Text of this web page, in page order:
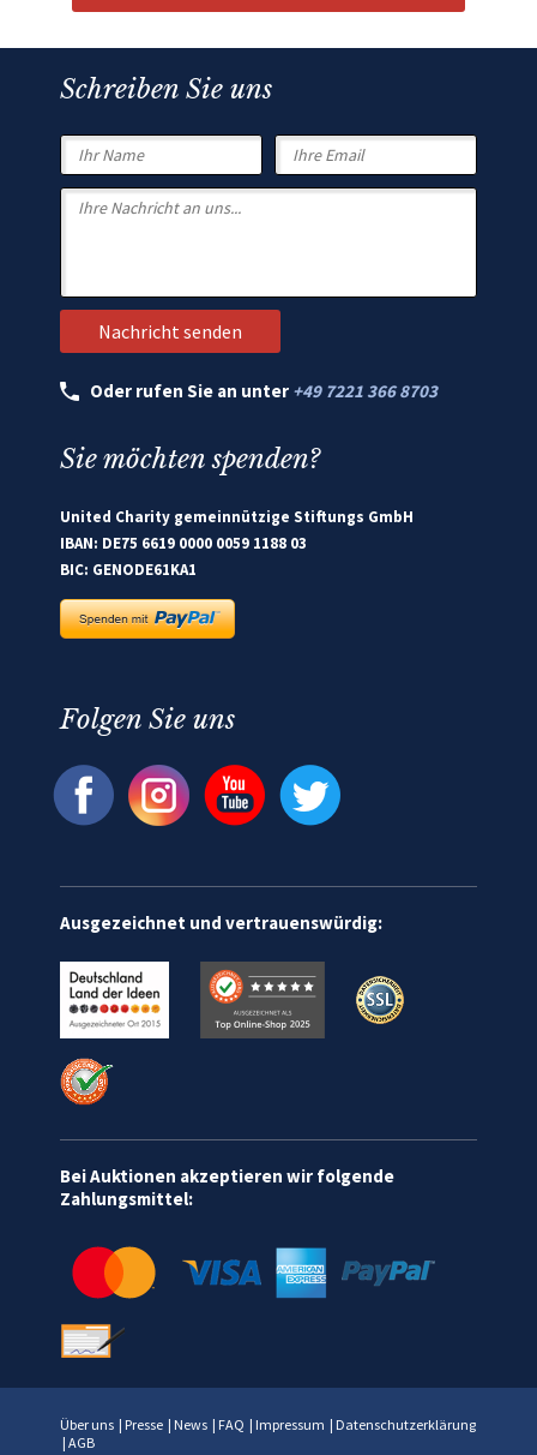
Schreiben Sie uns
Oder rufen Sie an unter +49 7221 366 8703
Sie möchten spenden?
United Charity gemeinnützige Stiftungs GmbH
IBAN: DE75 6619 0000 0059 1188 03
BIC: GENODE61KA1
Folgen Sie uns
Ausgezeichnet und vertrauenswürdig:
Bei Auktionen akzeptieren wir folgende
Zahlungsmittel:
Über uns | Presse | News | FAQ | Impressum | Datenschutzerklärung
| AGB